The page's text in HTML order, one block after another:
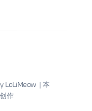
LoLiMeow | 本
作